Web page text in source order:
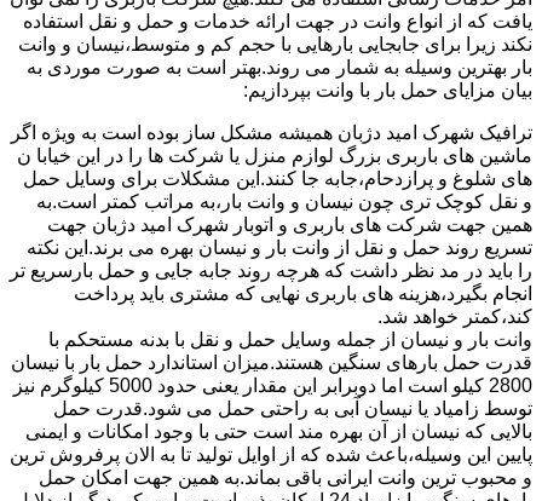
یافت که از انواع وانت در جهت ارائه خدمات و حمل و نقل استفاده
نکند زیرا برای جابجایی بارهایی با حجم کم و متوسط،نیسان و وانت
بار بهترین وسیله به شمار می روند.بهتر است به صورت موردی به
بیان مزایای حمل بار با وانت بپردازیم:
ترافیک شهرک امید دژبان همیشه مشکل ساز بوده است به ویژه اگر
ماشین های باربری بزرگ لوازم منزل یا شرکت ها را در این خیابا ن
های شلوغ و پرازدحام،جابه جا کنند.این مشکلات برای وسایل حمل
و نقل کوچک تری چون نیسان و وانت بار،به مراتب کمتر است.به
همین جهت شرکت های باربری و اتوبار شهرک امید دژبان جهت
تسریع روند حمل و نقل از وانت بار و نیسان بهره می برند.این نکته
را باید در مد نظر داشت که هرچه روند جابه جایی و حمل بارسریع تر
انجام بگیرد،هزینه های باربری نهایی که مشتری باید پرداخت
کند،کمتر خواهد شد.
وانت بار و نیسان از جمله وسایل حمل و نقل با بدنه مستحکم با
قدرت حمل بارهای سنگین هستند.میزان استاندارد حمل بار با نیسان
2800 کیلو است اما دوبرابر این مقدار یعنی حدود 5000 کیلوگرم نیز
توسط زامیاد یا نیسان آبی به راحتی حمل می شود.قدرت حمل
بالایی که نیسان از آن بهره مند است حتی با وجود امکانات و ایمنی
پایین این وسیله،باعث شده که از اوایل تولید تا به الان پرفروش ترین
و محبوب ترین وانت ایرانی باقی بماند.به همین جهت امکان حمل